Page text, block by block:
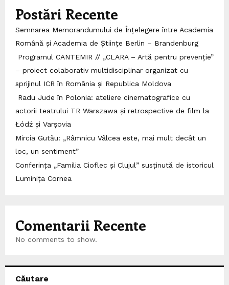
Postări Recente
Semnarea Memorandumului de Înțelegere între Academia
Română și Academia de Științe Berlin – Brandenburg
Programul CANTEMIR // „CLARA – Artă pentru prevenție”
– proiect colaborativ multidisciplinar organizat cu
sprijinul ICR în România și Republica Moldova
Radu Jude în Polonia: ateliere cinematografice cu
actorii teatrului TR Warszawa și retrospective de film la
Łódź și Varșovia
Mircia Gutău: „Râmnicu Vâlcea este, mai mult decât un
loc, un sentiment”
Conferința „Familia Cioflec și Clujul” susținută de istoricul
Luminița Cornea
Comentarii Recente
No comments to show.
Căutare